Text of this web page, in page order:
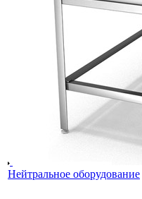
Нейтральное оборудование